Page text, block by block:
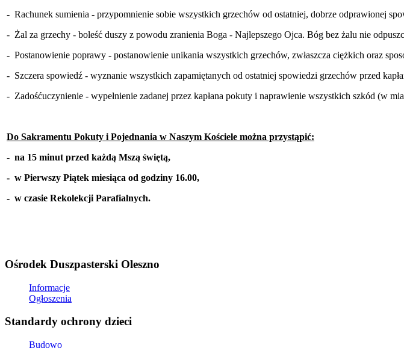
- Rachunek sumienia - przypomnienie sobie wszystkich grzechów od ostatniej, dobrze odprawionej
- Żal za grzechy - boleść duszy z powodu zranienia Boga - Najlepszego Ojca. Bóg bez żalu nie
- Postanowienie poprawy - postanowienie unikania wszystkich grzechów, zwłaszcza ciężkich oraz
- Szczera spowiedź - wyznanie wszystkich zapamiętanych od ostatniej spowiedzi grzechów przed
- Zadośćuczynienie - wypełnienie zadanej przez kapłana pokuty i naprawienie wszystkich szkód (w
Do Sakramentu Pokuty i Pojednania w Naszym Kościele można przystąpić:
- na 15 minut przed każdą Mszą świętą,
- w Pierwszy Piątek miesiąca od godziny 16.00,
- w czasie Rekolekcji Parafialnych.
Ośrodek Duszpasterski Oleszno
Informacje
Ogłoszenia
Standardy ochrony dzieci
Budowo